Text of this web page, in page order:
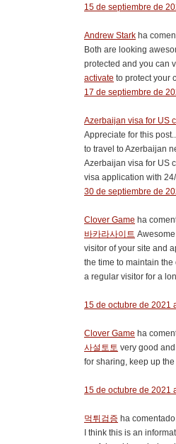
15 de septiembre de
Andrew Stark ha
Both are looking
protected and you can
activate to protect your
17 de septiembre de
Azerbaijan visa for US
Appreciate for this
to travel to Azerbaijan
Azerbaijan visa for US
visa application with
30 de septiembre de
Clover Game ha
바카라사이트
visitor of your site and
the time to maintain
a regular visitor for a
15 de octubre de 2021
Clover Game ha
사설토토 very good
for sharing, keep up the
15 de octubre de 2021
먹튀검증 ha comentado...
I think this is an